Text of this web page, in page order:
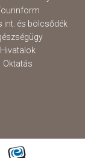
int. és bölcsődék
Hivatalok
Oktatás